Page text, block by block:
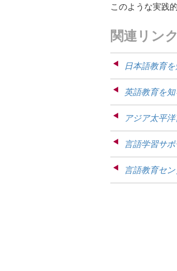
このような実践
関連リンク
日本語教育を
英語教育を知
アジア太平
言語学習サ
言語教育セ